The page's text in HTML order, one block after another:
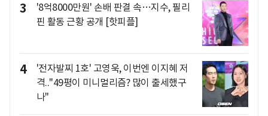
3
'8억8000만원' 손배 판결 속…지수, 필리
핀 활동 근황 공개 [핫피플]
4
'전자발찌 1호' 고영욱, 이번엔 이지혜 저
격.."49평이 미니멀리즘? 많이 출세했구
나"